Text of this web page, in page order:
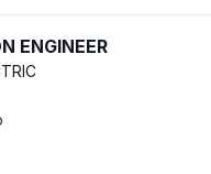
ENGINEER